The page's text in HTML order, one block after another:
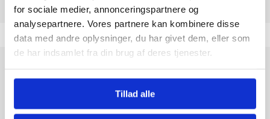
for sociale medier, annonceringspartnere og
analysepartnere. Vores partnere kan kombinere disse
data med andre oplysninger, du har givet dem, eller som
de har indsamlet fra din brug af deres tjenester.
Tillad alle
børn og voksne. Med en kombination af friske, frugtige smage
og den perfekte balance mellem sødme og konsistens, er